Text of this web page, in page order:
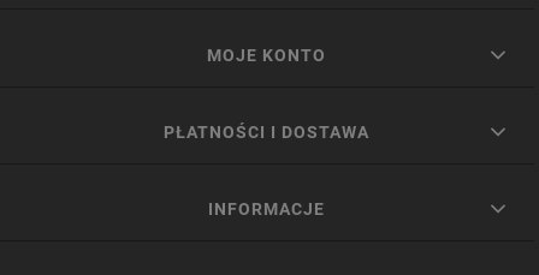
MOJE KONTO
PŁATNOŚCI I DOSTAWA
INFORMACJE